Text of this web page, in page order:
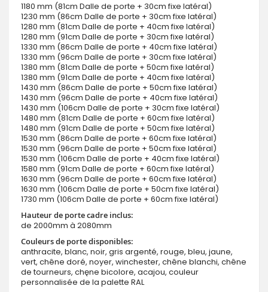
1180 mm (81cm Dalle de porte + 30cm fixe latéral)
1230 mm (86cm Dalle de porte + 30cm fixe latéral)
1280 mm (81cm Dalle de porte + 40cm fixe latéral)
1280 mm (91cm Dalle de porte + 30cm fixe latéral)
1330 mm (86cm Dalle de porte + 40cm fixe latéral)
1330 mm (96cm Dalle de porte + 30cm fixe latéral)
1380 mm (81cm Dalle de porte + 50cm fixe latéral)
1380 mm (91cm Dalle de porte + 40cm fixe latéral)
1430 mm (86cm Dalle de porte + 50cm fixe latéral)
1430 mm (96cm Dalle de porte + 40cm fixe latéral)
1430 mm (106cm Dalle de porte + 30cm fixe latéral)
1480 mm (81cm Dalle de porte + 60cm fixe latéral)
1480 mm (91cm Dalle de porte + 50cm fixe latéral)
1530 mm (86cm Dalle de porte + 60cm fixe latéral)
1530 mm (96cm Dalle de porte + 50cm fixe latéral)
1530 mm (106cm Dalle de porte + 40cm fixe latéral)
1580 mm (91cm Dalle de porte + 60cm fixe latéral)
1630 mm (96cm Dalle de porte + 60cm fixe latéral)
1630 mm (106cm Dalle de porte + 50cm fixe latéral)
1730 mm (106cm Dalle de porte + 60cm fixe latéral)
Hauteur de porte cadre inclus:
de 2000mm à 2080mm
Couleurs de porte disponibles:
anthracite, blanc, noir, gris argenté, rouge, bleu, jaune,
vert, chêne doré, noyer, winchester, chêne blanchi, chêne
de tourneurs, chęne bicolore, acajou, couleur
personnalisée de la palette RAL